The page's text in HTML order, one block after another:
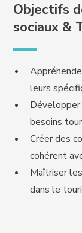
Objectifs
sociaux &
leurs
besoins
Créer des
cohérent
Maîtriser
dans le